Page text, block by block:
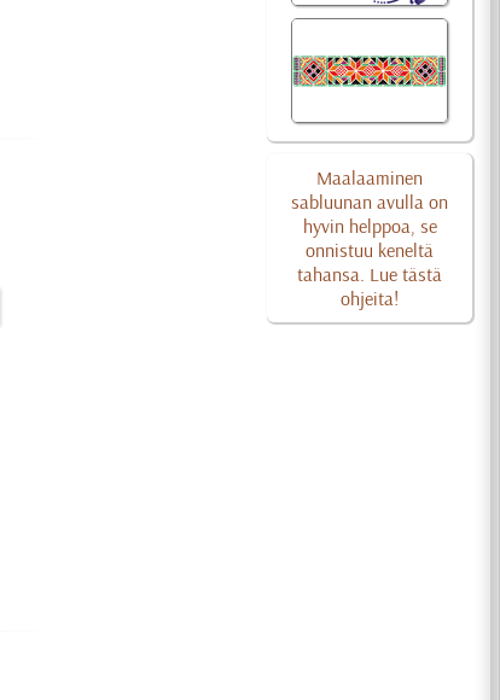
Maalaaminen
sabluunan avulla on
hyvin helppoa, se
onnistuu keneltä
tahansa. Lue tästä
ohjeita!